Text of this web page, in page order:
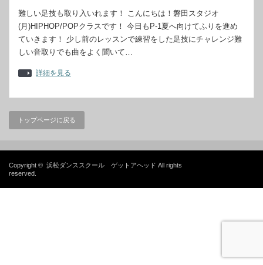
難しい足技も取り入いれます！ こんにちは！磐田スタジオ
(月)HIPHOP/POPクラスです！ 今日もP-1夏へ向けてふりを進め
ていきます！ 少し前のレッスンで練習をした足技にチャレンジ難
しい音取りでも曲をよく聞いて…
詳細を見る
トップページに戻る
Copyright © 浜松ダンススクール ゲットアヘッド All rights
reserved.